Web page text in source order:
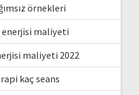
örnekleri
enerjisi maliyeti
maliyeti 2022
kaç seans